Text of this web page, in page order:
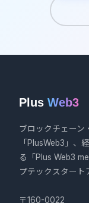
Plus Web3
ブロックチェーン
「PlusWeb3」、
る「Plus Web3
プテックスタート
〒160-0022